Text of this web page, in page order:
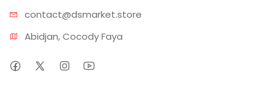
contact@dsmarket.store
Abidjan, Cocody Faya